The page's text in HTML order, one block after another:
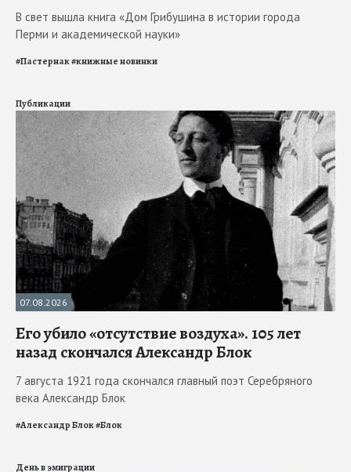
В свет вышла книга «Дом Грибушина в истории города
Перми и академической науки»
#Пастернак#книжные новинки
Публикации
07.08.2026
Его убило «отсутствие воздуха». 105 лет
назад скончался Александр Блок
7 августа 1921 года скончался главный поэт Серебряного
века Александр Блок
#Александр Блок#Блок
День в эмиграции